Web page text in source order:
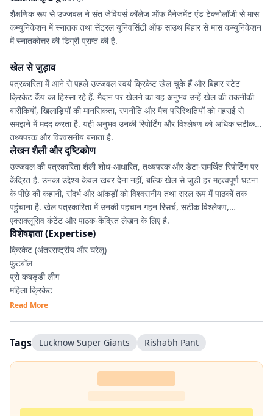
शैक्षणिक रूप से उज्जवल ने संत जेवियर्स कॉलेज ऑफ मैनेजमेंट एंड टेक्नोलॉजी से मास
कम्युनिकेशन में स्नातक तथा सेंट्रल यूनिवर्सिटी ऑफ साउथ बिहार से मास कम्युनिकेशन
में स्नातकोत्तर की डिग्री प्राप्त की है.
खेल से जुड़ाव
पत्रकारिता में आने से पहले उज्जवल स्वयं क्रिकेट खेल चुके हैं और बिहार स्टेट
क्रिकेट कैंप का हिस्सा रहे हैं. मैदान पर खेलने का यह अनुभव उन्हें खेल की तकनीकी
बारीकियों, खिलाड़ियों की मानसिकता, रणनीति और मैच परिस्थितियों को गहराई से
समझने में मदद करता है. यही अनुभव उनकी रिपोर्टिंग और विश्लेषण को अधिक सटीक,
तथ्यपरक और विश्वसनीय बनाता है.
लेखन शैली और दृष्टिकोण
उज्जवल की पत्रकारिता शैली शोध-आधारित, तथ्यपरक और डेटा-समर्थित रिपोर्टिंग पर
केंद्रित है. उनका उद्देश्य केवल खबर देना नहीं, बल्कि खेल से जुड़ी हर महत्वपूर्ण घटना
के पीछे की कहानी, संदर्भ और आंकड़ों को विश्वसनीय तथा सरल रूप में पाठकों तक
पहुंचाना है. खेल पत्रकारिता में उनकी पहचान गहन रिसर्च, सटीक विश्लेषण,
एक्सक्लूसिव कंटेंट और पाठक-केंद्रित लेखन के लिए है.
विशेषज्ञता (Expertise)
क्रिकेट (अंतरराष्ट्रीय और घरेलू)
फुटबॉल
प्रो कबड्डी लीग
महिला क्रिकेट
IPL, रणजी ट्रॉफी, JPL एवं अन्य घरेलू टूर्नामेंट
SEO-आधारित डिजिटल कंटेंट
एक्सक्लूसिव इंटरव्यू
रिकॉर्ड्स, आंकड़े एवं रिसर्च आधारित रिपोर्टिंग
Read More
Tags Lucknow Super Giants Rishabh Pant‬